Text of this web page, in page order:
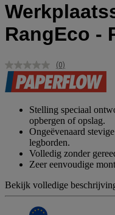
RangEco -
Geen
scorewaarde.
Dezelfde
(0)
Stelling speciaal
opbergen of opslag.
Ongeëvenaard
legborden.
Volledig zonder
Zeer eenvoudige
Bekijk volledige